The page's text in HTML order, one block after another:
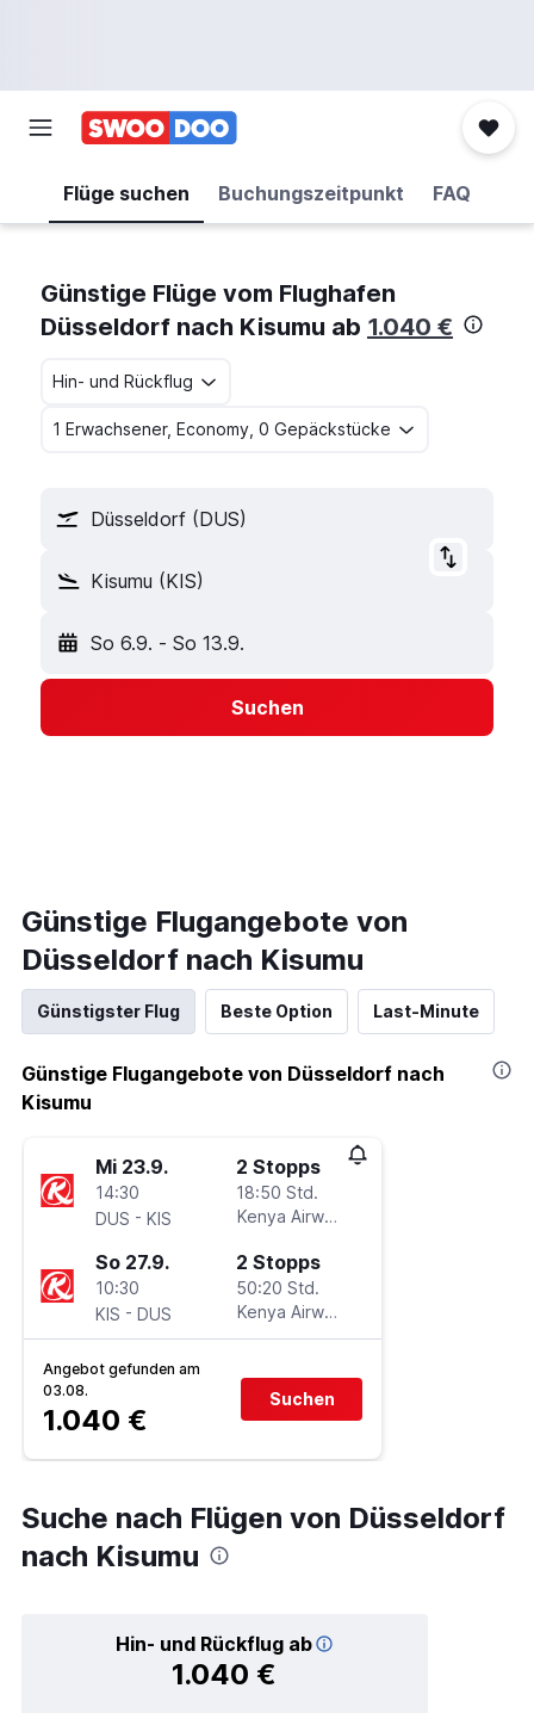
Flüge suchen Buchungszeitpunkt FAQ
Günstige Flüge vom Flughafen
Düsseldorf nach Kisumu ab 1.040 €
Hin- und Rückflug
1 Erwachsener, Economy, 0 Gepäckstücke
Düsseldorf (DUS)
Kisumu (KIS)
So 6.9. - So 13.9.
Suchen
Günstige Flugangebote von
Düsseldorf nach Kisumu
Günstigster Flug Beste Option Last-Minute
Günstige Flugangebote von Düsseldorf nach
Kisumu
Mi 23.9.
14:30
DUS - KIS
2 Stopps
18:50 Std.
Kenya Airways
So 27.9.
10:30
KIS - DUS
2 Stopps
50:20 Std.
Kenya Airways
Angebot gefunden am
03.08.
1.040 €
Suchen
Suche nach Flügen von Düsseldorf
nach Kisumu
Hin- und Rückflug ab
1.040 €